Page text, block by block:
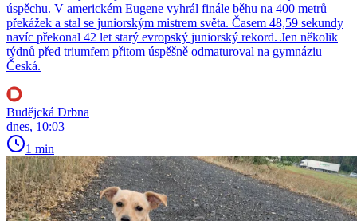
úspěchu. V americkém Eugene vyhrál finále běhu na 400 metrů
překážek a stal se juniorským mistrem světa. Časem 48,59 sekundy
navíc překonal 42 let starý evropský juniorský rekord. Jen několik
týdnů před triumfem přitom úspěšně odmaturoval na gymnáziu
Česká.
Budějcká Drbna
dnes, 10:03
1 min